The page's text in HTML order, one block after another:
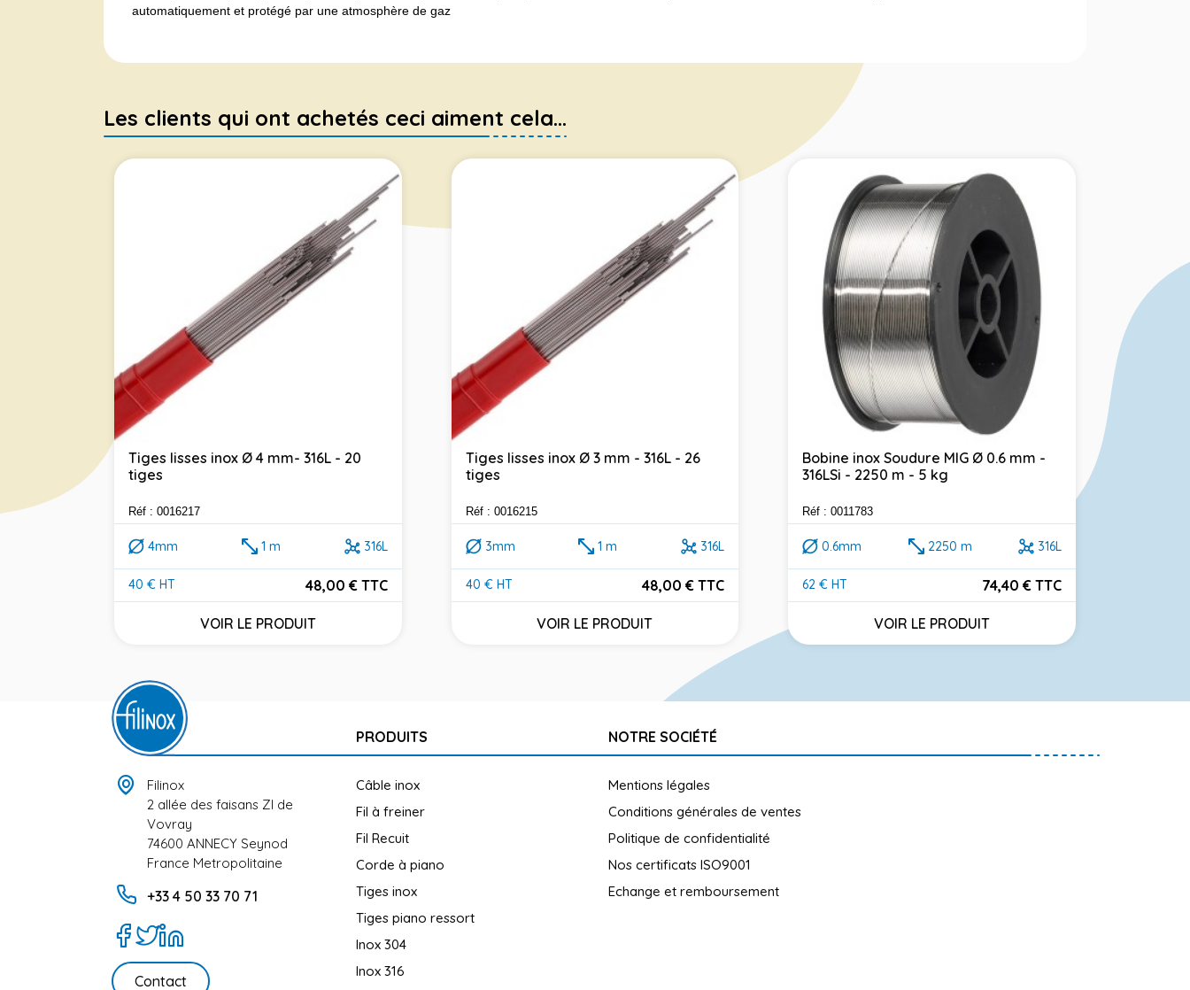
automatiquement et protégé par une atmosphère de gaz
Les clients qui ont achetés ceci aiment cela...
Tiges lisses inox Ø 4 mm- 316L - 20
tiges
Réf : 0016217
4mm 1 m 316L
40 € HT
Prix
48,00 € TTC
VOIR LE PRODUIT
Tiges lisses inox Ø 3 mm - 316L - 26
tiges
Réf : 0016215
3mm 1 m 316L
40 € HT
Prix
48,00 € TTC
VOIR LE PRODUIT
Bobine inox Soudure MIG Ø 0.6 mm -
316LSi - 2250 m - 5 kg
Réf : 0011783
0.6mm 2250 m 316L
62 € HT
Prix
74,40 € TTC
VOIR LE PRODUIT
Filinox
2 allée des faisans ZI de
Vovray
74600 ANNECY Seynod
France Metropolitaine
+33 4 50 33 70 71
Contact
PRODUITS
Câble inox
Fil à freiner
Fil Recuit
Corde à piano
Tiges inox
Tiges piano ressort
Inox 304
Inox 316
NOTRE SOCIÉTÉ
Mentions légales
Conditions générales de ventes
Politique de confidentialité
Nos certificats ISO9001
Echange et remboursement